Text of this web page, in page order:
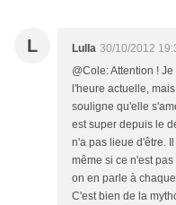
L Lulla 30/10/2012
@Cole: Attention !
l'heure actuelle,
souligne qu'elle
est super depuis le
n'a pas lieue d'être.
même si ce n'est
on en parle à
C'est bien de la